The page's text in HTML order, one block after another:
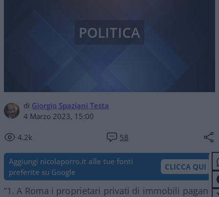
di Giorgio Spaziani Testa
4 Marzo 2023, 15:00
4.2k 58
POLITICA
Aggiungi nicolaporro.it alle tue fonti
preferite su Google
CLICCA QUI
“1. A Roma i proprietari privati di immobili pagano